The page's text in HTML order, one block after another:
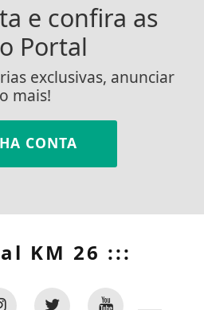
e confira as
Portal
exclusivas, anunciar
mais!
CONTA
KM 26 :::